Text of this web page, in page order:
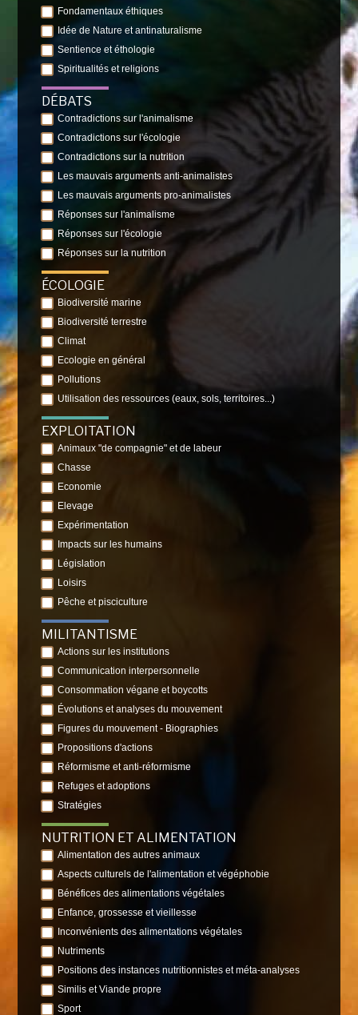
Fondamentaux éthiques
Idée de Nature et antinaturalisme
Sentience et éthologie
Spiritualités et religions
DÉBATS
Contradictions sur l'animalisme
Contradictions sur l'écologie
Contradictions sur la nutrition
Les mauvais arguments anti-animalistes
Les mauvais arguments pro-animalistes
Réponses sur l'animalisme
Réponses sur l'écologie
Réponses sur la nutrition
ÉCOLOGIE
Biodiversité marine
Biodiversité terrestre
Climat
Ecologie en général
Pollutions
Utilisation des ressources (eaux, sols, territoires...)
EXPLOITATION
Animaux "de compagnie" et de labeur
Chasse
Economie
Elevage
Expérimentation
Impacts sur les humains
Législation
Loisirs
Pêche et pisciculture
MILITANTISME
Actions sur les institutions
Communication interpersonnelle
Consommation végane et boycotts
Évolutions et analyses du mouvement
Figures du mouvement - Biographies
Propositions d'actions
Réformisme et anti-réformisme
Refuges et adoptions
Stratégies
NUTRITION ET ALIMENTATION
Alimentation des autres animaux
Aspects culturels de l'alimentation et végéphobie
Bénéfices des alimentations végétales
Enfance, grossesse et vieillesse
Inconvénients des alimentations végétales
Nutriments
Positions des instances nutritionnistes et méta-analyses
Similis et Viande propre
Sport